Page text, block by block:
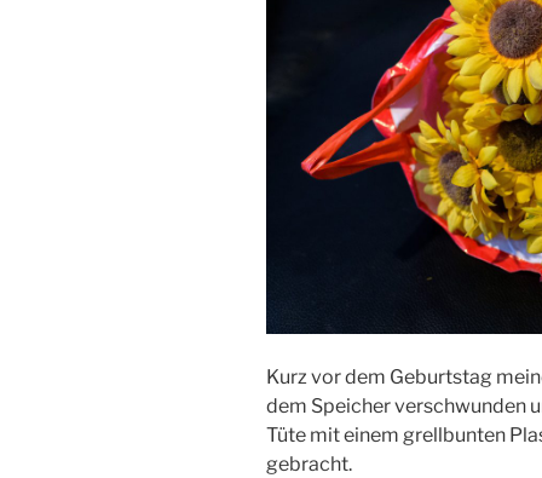
Kurz vor dem Geburtstag
dem Speicher verschwunden
Tüte mit einem grellbunten
gebracht.